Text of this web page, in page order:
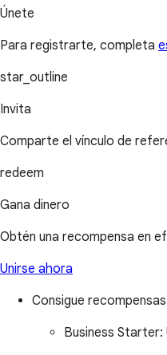
Únete
Para registrarte, completa
star_outline
Invita
Comparte el vínculo de
redeem
Gana dinero
Obtén una recompensa en
Unirse ahora
Consigue
Business Starter: